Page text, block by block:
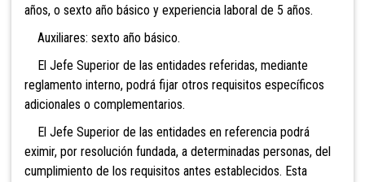
años, o sexto año básico y experiencia laboral de 5 años.
Auxiliares: sexto año básico.
El Jefe Superior de las entidades referidas, mediante
reglamento interno, podrá fijar otros requisitos específicos
adicionales o complementarios.
El Jefe Superior de las entidades en referencia podrá
eximir, por resolución fundada, a determinadas personas, del
cumplimiento de los requisitos antes establecidos. Esta